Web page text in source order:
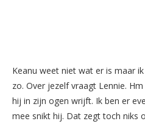
Keanu weet niet wat er is maar
zo. Over jezelf vraagt Lennie.
hij in zijn ogen wrijft. Ik ben er
mee snikt hij. Dat zegt toch niks